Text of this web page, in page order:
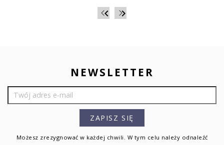
 
NEWSLETTER
Możesz zrezygnować w każdej chwili. W tym celu należy odnaleźć